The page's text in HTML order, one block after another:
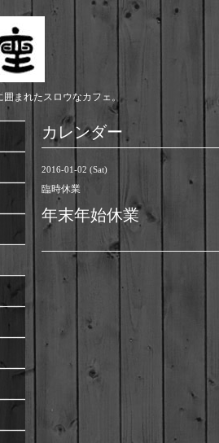
まれたスロウなカフェ。
カレンダー
2016-01-02 (Sat)
臨時休業
年末年始休業